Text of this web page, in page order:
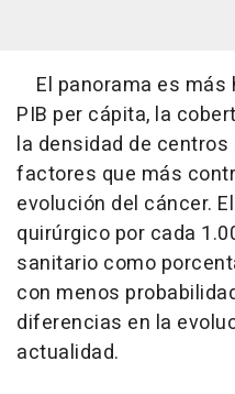
El panorama es más
PIB per cápita, la
la densidad de
factores que más
evolución del cáncer.
quirúrgico por cada
sanitario como
con menos
diferencias en la
actualidad.